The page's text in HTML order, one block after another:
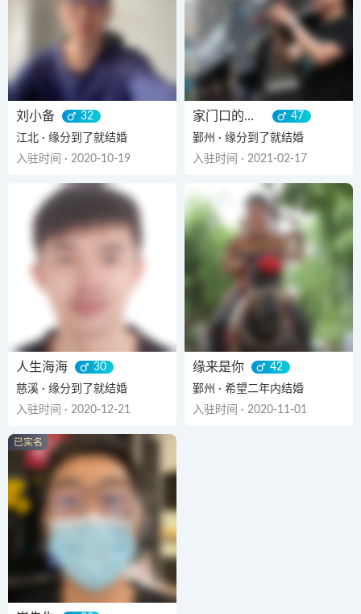
刘小备
32
江北 · 缘分到了就结婚
入驻时间 · 2020-10-19
家门口的菜地
47
鄞州 · 缘分到了就结婚
入驻时间 · 2021-02-17
人生海海
30
慈溪 · 缘分到了就结婚
入驻时间 · 2020-12-21
缘来是你
42
鄞州 · 希望二年内结婚
入驻时间 · 2020-11-01